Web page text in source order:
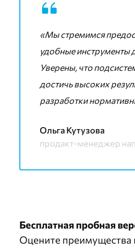
«Мы стремимся
удобные инструменты
Уверены, что
достичь высоких
разработки
Ольга Кутузова
продакт-менеджер
Бесплатная пробная
Оцените преимущества